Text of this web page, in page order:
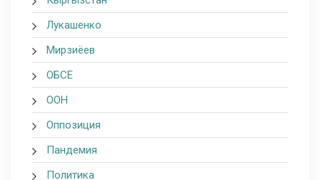
Лукашенко
Мирзиёев
ОБСЕ
ООН
Оппозиция
Пандемия
Политика